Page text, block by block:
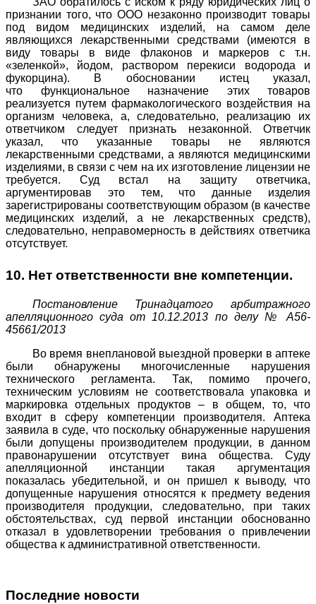
признании того, что ООО незаконно производит товары
под видом медицинских изделий, на самом деле
являющихся лекарственными средствами (имеются в
виду товары в виде флаконов и маркеров с т.н.
«зеленкой», йодом, раствором перекиси водорода и
фукорцина). В обосновании истец указал,
что функциональное назначение этих товаров
реализуется путем фармакологического воздействия на
организм человека, а, следовательно, реализацию их
ответчиком следует признать незаконной. Ответчик
указал, что указанные товары не являются
лекарственными средствами, а являются медицинскими
изделиями, в связи с чем на их изготовление лицензии не
требуется. Суд встал на защиту ответчика,
аргументировав это тем, что данные изделия
зарегистрированы соответствующим образом (в качестве
медицинских изделий, а не лекарственных средств),
следовательно, неправомерность в действиях ответчика
отсутствует.
10. Нет ответственности вне компетенции.
Постановление Тринадцатого арбитражного
апелляционного суда от 10.12.2013 по делу № А56-
45661/2013
Во время внеплановой выездной проверки в аптеке
были обнаружены многочисленные нарушения
технического регламента. Так, помимо прочего,
техническим условиям не соответствовала упаковка и
маркировка отдельных продуктов – в общем, то, что
входит в сферу компетенции производителя. Аптека
заявила в суде, что поскольку обнаруженные нарушения
были допущены производителем продукции, в данном
правонарушении отсутствует вина общества. Суду
апелляционной инстанции такая аргументация
показалась убедительной, и он пришел к выводу, что
допущенные нарушения относятся к предмету ведения
производителя продукции, следовательно, при таких
обстоятельствах, суд первой инстанции обоснованно
отказал в удовлетворении требования о привлечении
общества к административной ответственности.
Последние новости